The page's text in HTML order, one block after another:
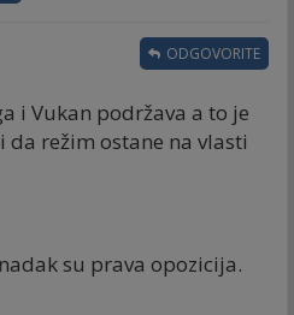
i Vukan podržava a to je
režim ostane na vlasti
ODGOVORITE
su prava opozicija.